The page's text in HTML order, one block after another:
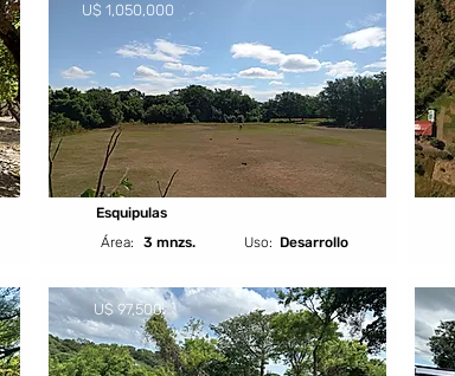
U$ 1,050,000
Esquipulas
Área:
3 mnzs. Desarrollo
Uso:
U$ 97,500